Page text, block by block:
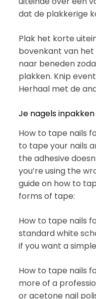
dat de plakkerige
Plak het korte
bovenkant van
naar beneden
plakken. Knip
Herhaal met de
Je nagels
How to tape nails
to tape your nails
the adhesive
you’re using the
guide on how to
forms of tape:
How to tape nails
standard white
if you want a
How to tape nails
more of a
or acetone nail